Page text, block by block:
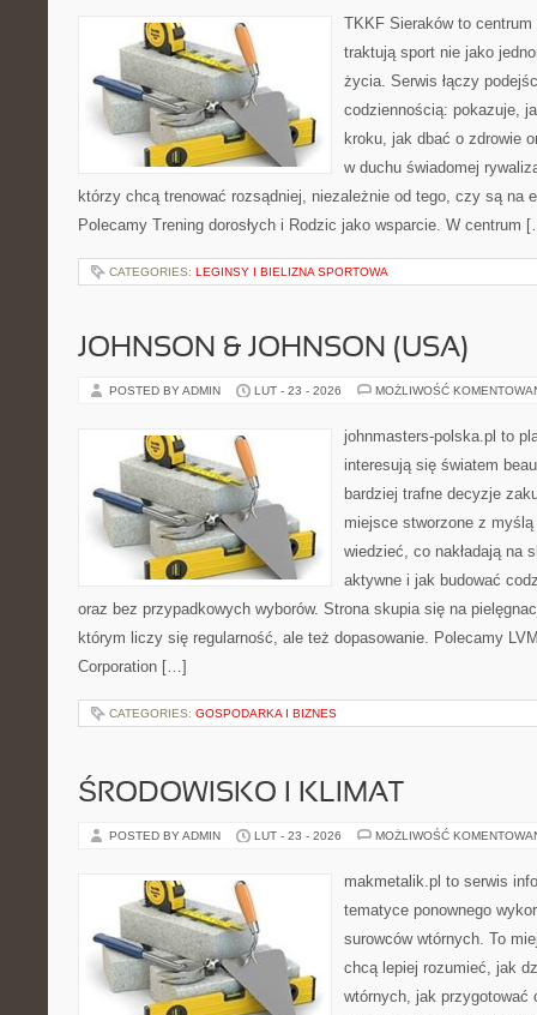
TKKF Sieraków to
traktują sport nie jako
życia. Serwis łączy
codziennością: pokazuje,
kroku, jak dbać o zdrowie
w duchu świadomej
którzy chcą trenować rozsądniej, niezależnie od tego, czy są na
Polecamy Trening dorosłych i Rodzic jako wsparcie. W centrum
CATEGORIES: LEGINSY I BIELIZNA SPORTOWA
JOHNSON & JOHNSON (USA)
POSTED BY ADMIN LUT - 23 - 2026 MOŻLIWOŚĆ
johnmasters-polska.pl to
interesują się światem
bardziej trafne decyzje
miejsce stworzone z
wiedzieć, co nakładają na
aktywne i jak budować
oraz bez przypadkowych wyborów. Strona skupia się na
którym liczy się regularność, ale też dopasowanie. Polecamy
Corporation […]
CATEGORIES: GOSPODARKA I BIZNES
ŚRODOWISKO I KLIMAT
POSTED BY ADMIN LUT - 23 - 2026 MOŻLIWOŚĆ
makmetalik.pl to serwis
tematyce ponownego
surowców wtórnych. To
chcą lepiej rozumieć, jak
wtórnych, jak przygotować